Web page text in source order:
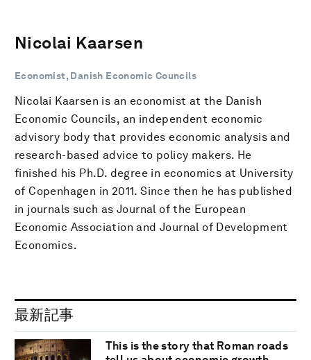
Nicolai Kaarsen
Economist, Danish Economic Councils
Nicolai Kaarsen is an economist at the Danish
Economic Councils, an independent economic
advisory body that provides economic analysis and
research-based advice to policy makers. He
finished his Ph.D. degree in economics at University
of Copenhagen in 2011. Since then he has published
in journals such as Journal of the European
Economic Association and Journal of Development
Economics.
最新記事
This is the story that Roman roads